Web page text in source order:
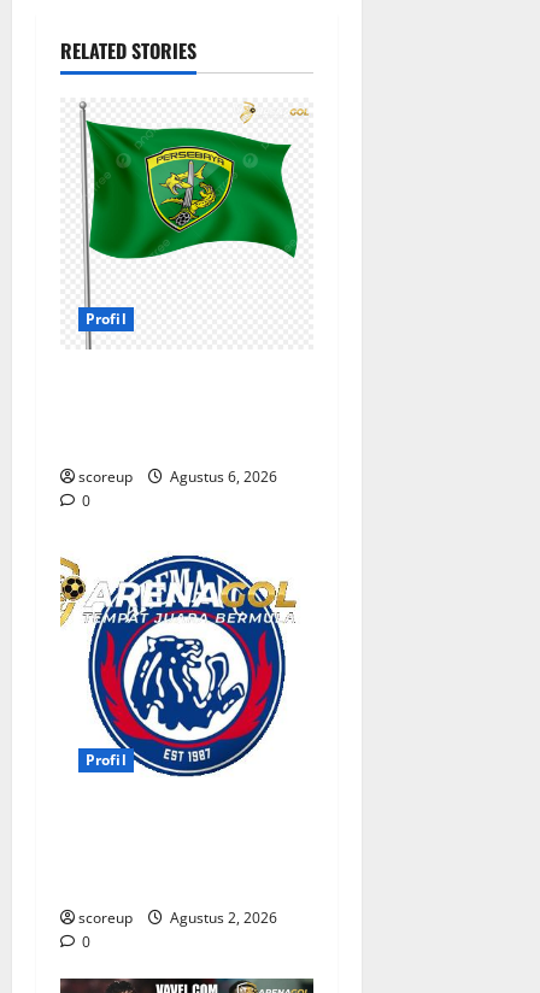
RELATED STORIES
Profil
scoreup
Agustus 6, 2026
0
Profil
scoreup
Agustus 2, 2026
0